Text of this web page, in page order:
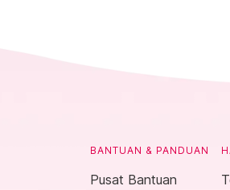
BANTUAN & PANDUAN
Pusat Bantuan